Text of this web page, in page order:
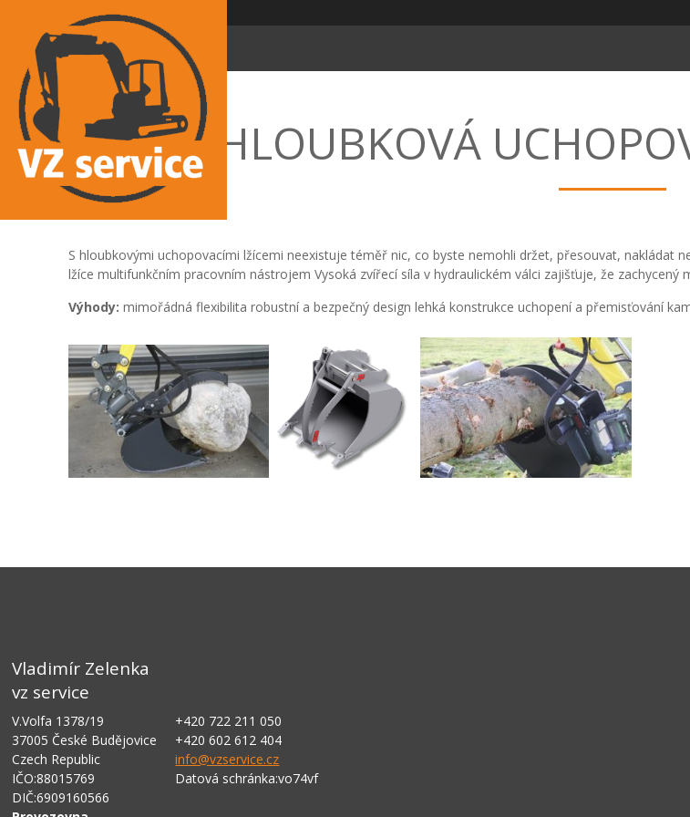
HLOUBKOVÁ
S hloubkovými uchopovacími lžícemi neexistuje téměř nic, co byste nemohli držet, přesouvat, nakládat
lžíce multifunkčním pracovním nástrojem Vysoká zvířecí síla v hydraulickém válci zajišťuje, že zachycený
Výhody: mimořádná flexibilita robustní a bezpečný design lehká konstrukce uchopení a přemisťování
Vladimír Zelenka
vz service
V.Volfa 1378/19
37005 České Budějovice
Czech Republic
IČO:88015769
DIČ:6909160566
+420 722 211 050
+420 602 612 404
info@vzservice.cz
Datová schránka:vo74vf